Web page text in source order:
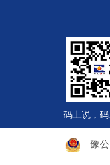
码上说，
豫公